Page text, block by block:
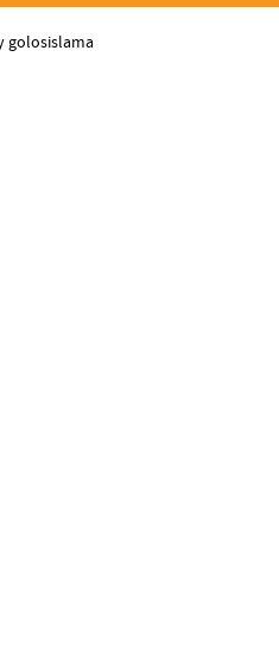
golosislama